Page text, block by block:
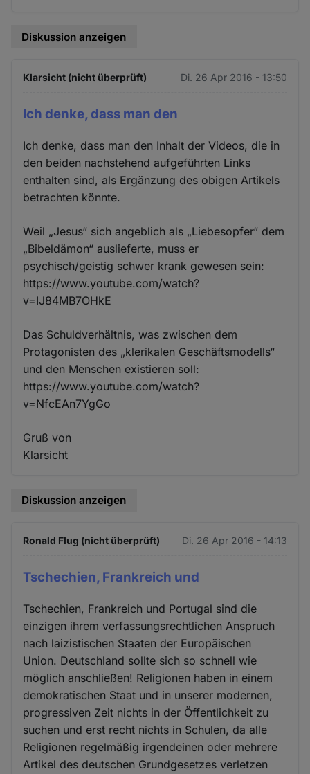
Diskussion anzeigen
Klarsicht (nicht überprüft) Di. 26 Apr 2016 - 13:50
Ich denke, dass man den
Ich denke, dass man den Inhalt der Videos, die in
den beiden nachstehend aufgeführten Links
enthalten sind, als Ergänzung des obigen Artikels
betrachten könnte.
Weil „Jesus“ sich angeblich als „Liebesopfer“ dem
„Bibeldämon“ auslieferte, muss er
psychisch/geistig schwer krank gewesen sein:
https://www.youtube.com/watch?
v=IJ84MB7OHkE
Das Schuldverhältnis, was zwischen dem
Protagonisten des „klerikalen Geschäftsmodells“
und den Menschen existieren soll:
https://www.youtube.com/watch?
v=NfcEAn7YgGo
Gruß von
Klarsicht
Diskussion anzeigen
Ronald Flug (nicht überprüft) Di. 26 Apr 2016 - 14:13
Tschechien, Frankreich und
Tschechien, Frankreich und Portugal sind die
einzigen ihrem verfassungsrechtlichen Anspruch
nach laizistischen Staaten der Europäischen
Union. Deutschland sollte sich so schnell wie
möglich anschließen! Religionen haben in einem
demokratischen Staat und in unserer modernen,
progressiven Zeit nichts in der Öffentlichkeit zu
suchen und erst recht nichts in Schulen, da alle
Religionen regelmäßig irgendeinen oder mehrere
Artikel des deutschen Grundgesetzes verletzen